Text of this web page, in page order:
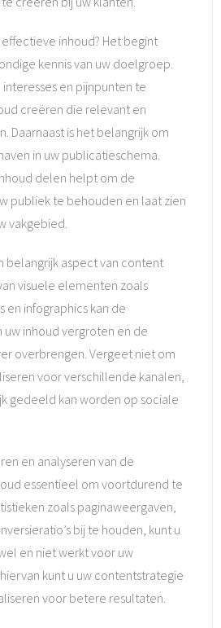
effectieve inhoud? Het begint
kennis van uw doelgroep.
en pijnpunten te
creëren die relevant en
Daarnaast is het belangrijk om
in uw publicatieschema.
delen helpt om de
publiek te behouden en laat zien
vakgebied.
belangrijk aspect van content
visuele elementen zoals
en infographics kan de
uw inhoud vergroten en de
overbrengen. Vergeet niet om
voor verschillende kanalen,
gedeeld kan worden op sociale
en analyseren van de
essentieel om voortdurend te
zoals paginaweergaven,
bij te houden, kunt u
en niet werkt voor uw
kunt u uw contentstrategie
voor betere resultaten.